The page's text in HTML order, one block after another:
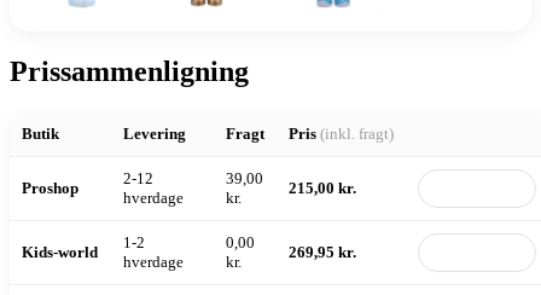
Prissammenligning
Butik Levering Fragt Pris (inkl. fragt)
Proshop
2-12
hverdage
39,00
kr.
215,00 kr.
Kids-world
1-2
hverdage
0,00
kr.
269,95 kr.